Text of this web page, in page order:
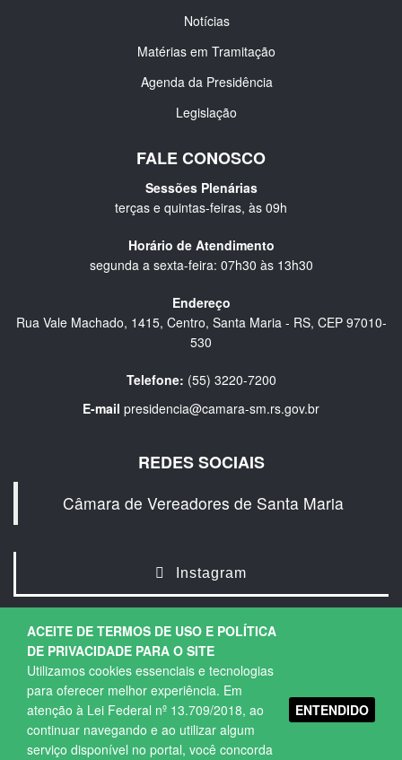
ACEITE DE TERMOS DE USO E POLÍTICA
DE PRIVACIDADE PARA O SITE
Utilizamos cookies essenciais e tecnologias
para oferecer melhor experiência. Em
atenção à Lei Federal nº 13.709/2018, ao
continuar navegando e ao utilizar algum
serviço disponível no portal, você concorda
ENTENDIDO
Notícias
Matérias em Tramitação
Agenda da Presidência
Legislação
FALE CONOSCO
Sessões Plenárias
terças e quintas-feiras, às 09h
Horário de Atendimento
segunda a sexta-feira: 07h30 às 13h30
Endereço
Rua Vale Machado, 1415, Centro, Santa Maria - RS, CEP 97010-
530
Telefone: (55) 3220-7200
E-mail presidencia@camara-sm.rs.gov.br
REDES SOCIAIS
Câmara de Vereadores de Santa Maria
Instagram
Copyright © 2026. Todos os direitos Reservados.
Política de Privacidade |Termos de Uso